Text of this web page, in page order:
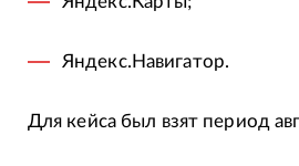
Яндекс.Навигатор.
Для кейса был взят период